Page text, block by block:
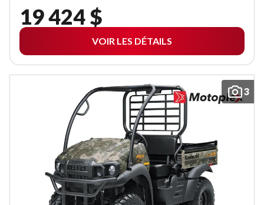
19 424 $
VOIR LES DÉTAILS
3